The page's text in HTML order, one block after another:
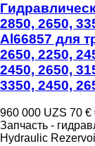
2850, 2650,
Al66857 для
2650, 2250,
2450, 2650,
3350, 2450,
960 000 UZS 70 €
Запчасть -
Hydraulic